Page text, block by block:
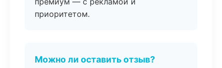
приоритетом.
Можно ли оставить отзыв?